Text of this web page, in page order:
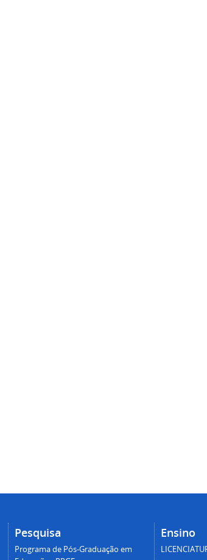
Pesquisa
Programa de Pós-Graduação em
Ensino